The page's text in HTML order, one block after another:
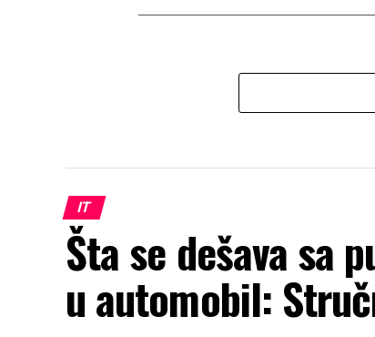
IT
Šta se dešava sa
u automobil: